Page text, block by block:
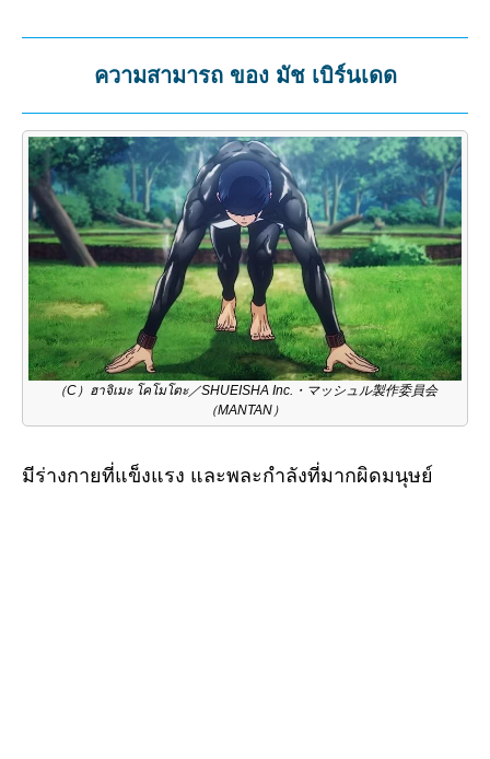
ความสามารถ ของ มัช เบิร์นเดด
（C）ฮาจิเมะ โคโมโตะ／SHUEISHA Inc.・マッシュル製作委員会
（MANTAN）
มีร่างกายที่แข็งแรง และพละกำลังที่มากผิดมนุษย์